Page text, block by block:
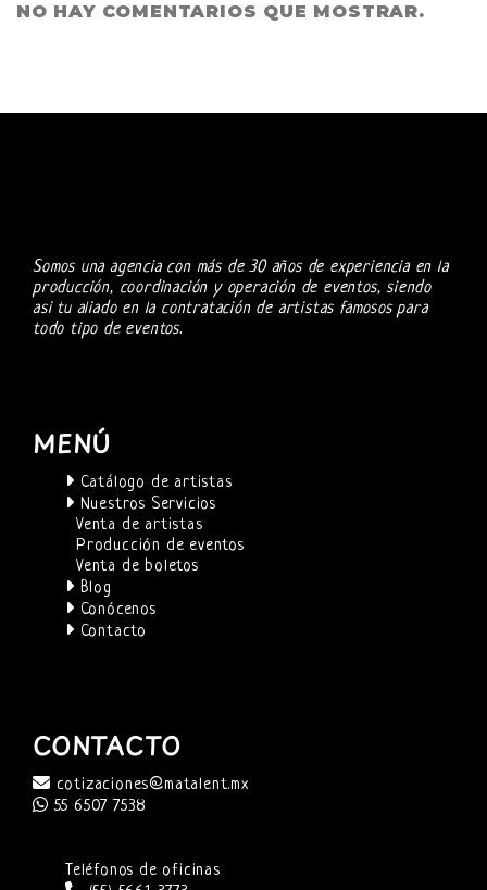
NO HAY COMENTARIOS QUE MOSTRAR.
Somos una agencia con más de 30 años de experiencia en la
producción, coordinación y operación de eventos, siendo
asi tu aliado en la contratación de artistas famosos para
todo tipo de eventos.
MENÚ
Catálogo de artistas
Nuestros Servicios
Venta de artistas
Producción de eventos
Venta de boletos
Blog
Conócenos
Contacto
CONTACTO
cotizaciones@matalent.mx
55 6507 7538
Teléfonos de oficinas